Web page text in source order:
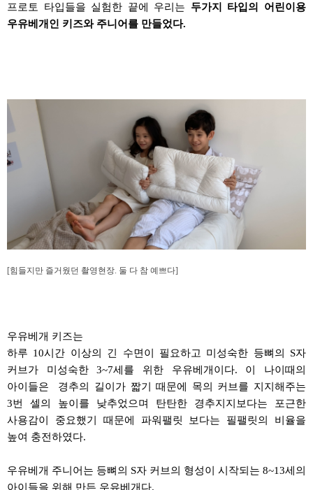
프로토 타입들을 실험한 끝에 우리는 두가지 타입의 어린이용
우유베개인 키즈와주니어를 만들었다.
[힘들지만 즐거웠던 촬영현장. 둘 다 참 예쁘다]
우유베개 키즈는
하루 10시간 이상의 긴 수면이 필요하고 미성숙한 등뼈의 S자
커브가 미성숙한3~7세를 위한 우유베개이다. 이 나이때의
아이들은 경추의
길이가 짧기 때문에 목의 커브를 지지해주는
3번 셀의 높이를 낮추었으며 탄탄한 경추지지보다는 포근한
사용감이 중요했기 때문에 파워팰릿 보다는 필팰릿의
비율을
높여 충전하였다.
우유베개 주니어는 등뼈의 S자 커브의 형성이 시작되는 8~13세의
아이들을 위해 만든 우유베개다.